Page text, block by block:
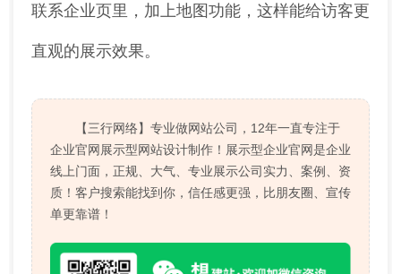
联系企业页里，加上地图功能，这样能给访客更
直观的展示效果。
【三行网络】专业做网站公司，12年一直专注于
企业官网展示型网站设计制作！展示型企业官网是企业
线上门面，正规、大气、专业展示公司实力、案例、资
质！客户搜索能找到你，信任感更强，比朋友圈、宣传
单更靠谱！